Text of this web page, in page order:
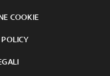
COOKIE